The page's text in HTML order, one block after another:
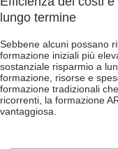
lungo termine
Sebbene alcuni possano
formazione iniziali più
sostanziale risparmio a
formazione, risorse e
formazione tradizionali
ricorrenti, la formazione
vantaggiosa.